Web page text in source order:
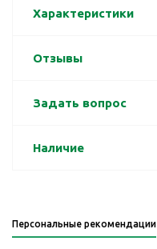
Характеристики
Отзывы
Задать вопрос
Наличие
Персональные рекомендации